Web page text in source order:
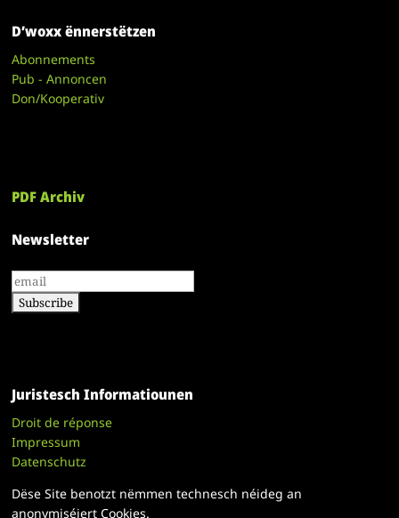
D’woxx ënnerstëtzen
Abonnements
Pub - Annoncen
Don/Kooperativ
PDF Archiv
Newsletter
Juristesch Informatiounen
Droit de réponse
Impressum
Datenschutz
Dëse Site benotzt nëmmen technesch néideg an
anonymiséiert Cookies.